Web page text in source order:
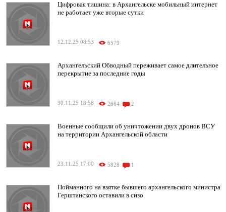
Цифровая тишина: в Архангельске мобильный интернет
не работает уже вторые сутки
12.12.25 08:53 6579
Архангельский Обводный переживает самое длительное
перекрытие за последние годы
30.11.25 18:58 2664 2
Военные сообщили об уничтожении двух дронов ВСУ
на территории Архангельской области
23.11.25 17:00 5828 1
Пойманного на взятке бывшего архангельского министра
Герштанского оставили в сизо